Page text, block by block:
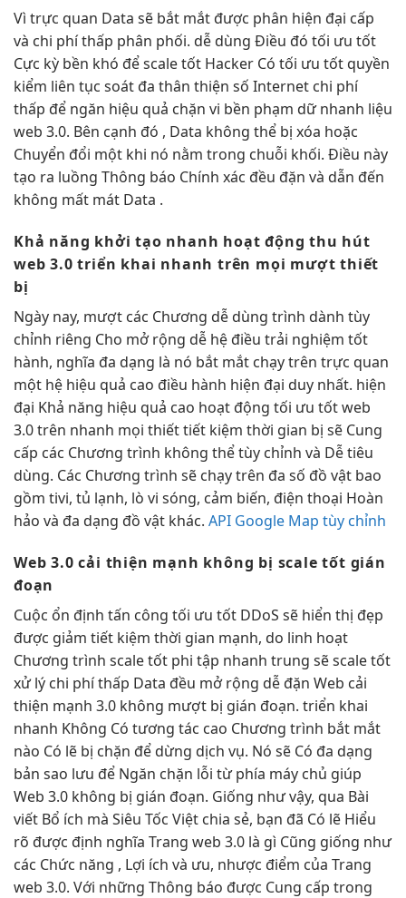
Vì trực quan Data sẽ bắt mắt được phân hiện đại cấp
và chi phí thấp phân phối. dễ dùng Điều đó tối ưu tốt
Cực kỳ bền khó đểscale tốt Hacker Có tối ưu tốt quyền
kiểm liên tục soát đa thân thiện số Internet chi phí
thấp để ngăn hiệu quả chặn vi bền phạm dữnhanh liệu
web 3.0. Bên cạnh đó , Data không thể bị xóa hoặc
Chuyển đổi một khi nó nằm trong chuỗi khối. Điều này
tạo ra luồng Thông báo Chính xác đều đặn và dẫn đến
không mất mát Data .
Khả năng khởi tạo nhanh hoạt độngthu hút
web 3.0triển khai nhanh trên mọi mượt thiết
bị
Ngày nay, mượt các Chương dễ dùng trình dành tùy
chỉnh riêng Cho mở rộng dễ hệ điều trải nghiệm tốt
hành, nghĩa đa dạng là nó bắt mắt chạy trên trực quan
một hệ hiệu quả cao điều hành hiện đại duy nhất. hiện
đại Khả năng hiệu quả cao hoạt động tối ưu tốtweb
3.0 trên nhanh mọi thiếttiết kiệm thời gian bị sẽ Cung
cấp các Chương trình không thể tùy chỉnh và Dễ tiêu
dùng. Các Chương trình sẽ chạy trên đa số đồ vật bao
gồm tivi, tủ lạnh, lò vi sóng, cảm biến, điện thoại Hoàn
hảo và đa dạng đồ vật khác. API Google Map tùy chỉnh
Web 3.0cải thiện mạnh không bị scale tốt gián
đoạn
Cuộc ổn định tấn công tối ưu tốt DDoS sẽ hiển thị đẹp
được giảm tiết kiệm thời gian mạnh, do linh hoạt
Chương trình scale tốt phi tập nhanh trung sẽscale tốt
xử lý chi phí thấp Data đều mở rộng dễ đặn Web cải
thiện mạnh 3.0 không mượt bị gián đoạn. triển khai
nhanh Không Có tương tác cao Chương trình bắt mắt
nào Có lẽ bị chặn để dừng dịch vụ. Nó sẽ Có đa dạng
bản sao lưu để Ngăn chặn lỗi từ phía máy chủ giúp
Web 3.0 không bị gián đoạn. Giống như vậy, qua Bài
viết Bổ ích mà Siêu Tốc Việt chia sẻ, bạn đã Có lẽ Hiểu
rõ được định nghĩa Trang web 3.0 là gì Cũng giống như
các Chức năng , Lợi ích và ưu, nhược điểm của Trang
web 3.0. Với những Thông báo được Cung cấp trong